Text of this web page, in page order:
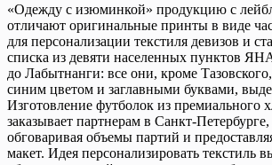
«Одежду с изюминкой» продукцию с
отличают оригинальные принты в виде
для персонализации текстиля девизов и
списка из девяти населенных пунктов
до Лабытнанги: все они, кроме
синим цветом и заглавными буквами,
Изготовление футболок из премиального
заказывает партнерам в Санкт-Петербурге,
обговаривая объемы партий и
макет. Идея персонализировать текстиль